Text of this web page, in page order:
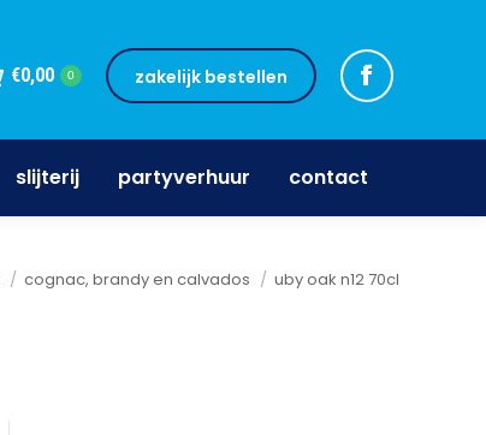
€0,00 0 zakelijk bestellen
slijterij partyverhuur contact
cognac, brandy en calvados uby oak n12 70cl